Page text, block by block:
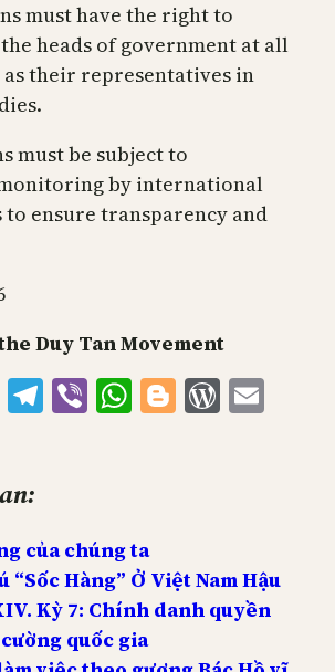
must have the right to
heads of government at all
as their representatives in
must be subject to
by international
ensure transparency and
Duy Tan Movement
Messenger
Telegram
ViberWhatsApp
Blogger
của chúng ta
“Sốc Hàng” Ở Việt Nam Hậu
Kỳ 7: Chính danh quyền
quốc gia